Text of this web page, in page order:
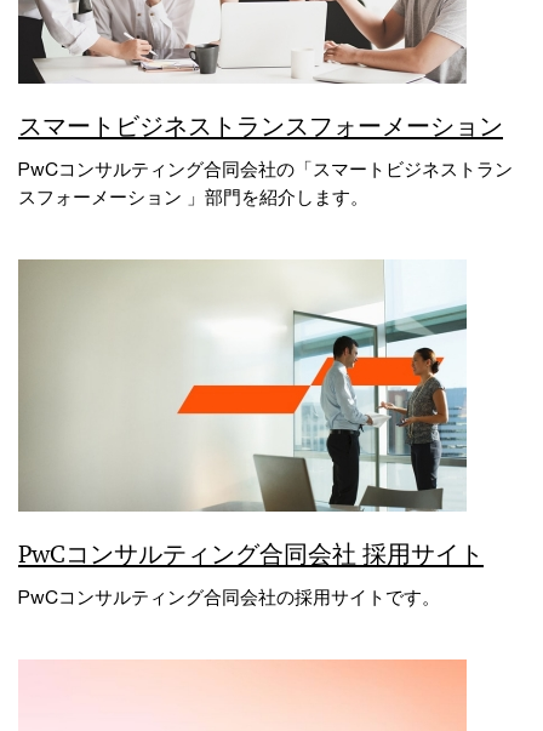
スマートビジネストランスフォーメーション
PwCコンサルティング合同会社の「スマートビジネストラン
スフォーメーション 」部門を紹介します。
PwCコンサルティング合同会社 採用サイト
PwCコンサルティング合同会社の採用サイトです。